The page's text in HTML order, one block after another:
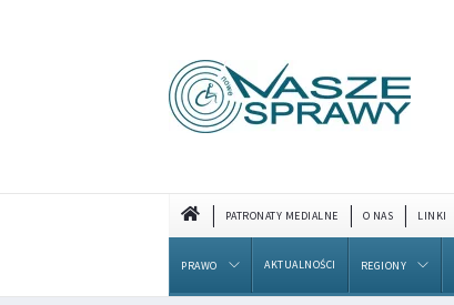
PATRONATY MEDIALNE O NAS LINKI
PRAWO AKTUALNOŚCI REGIONY